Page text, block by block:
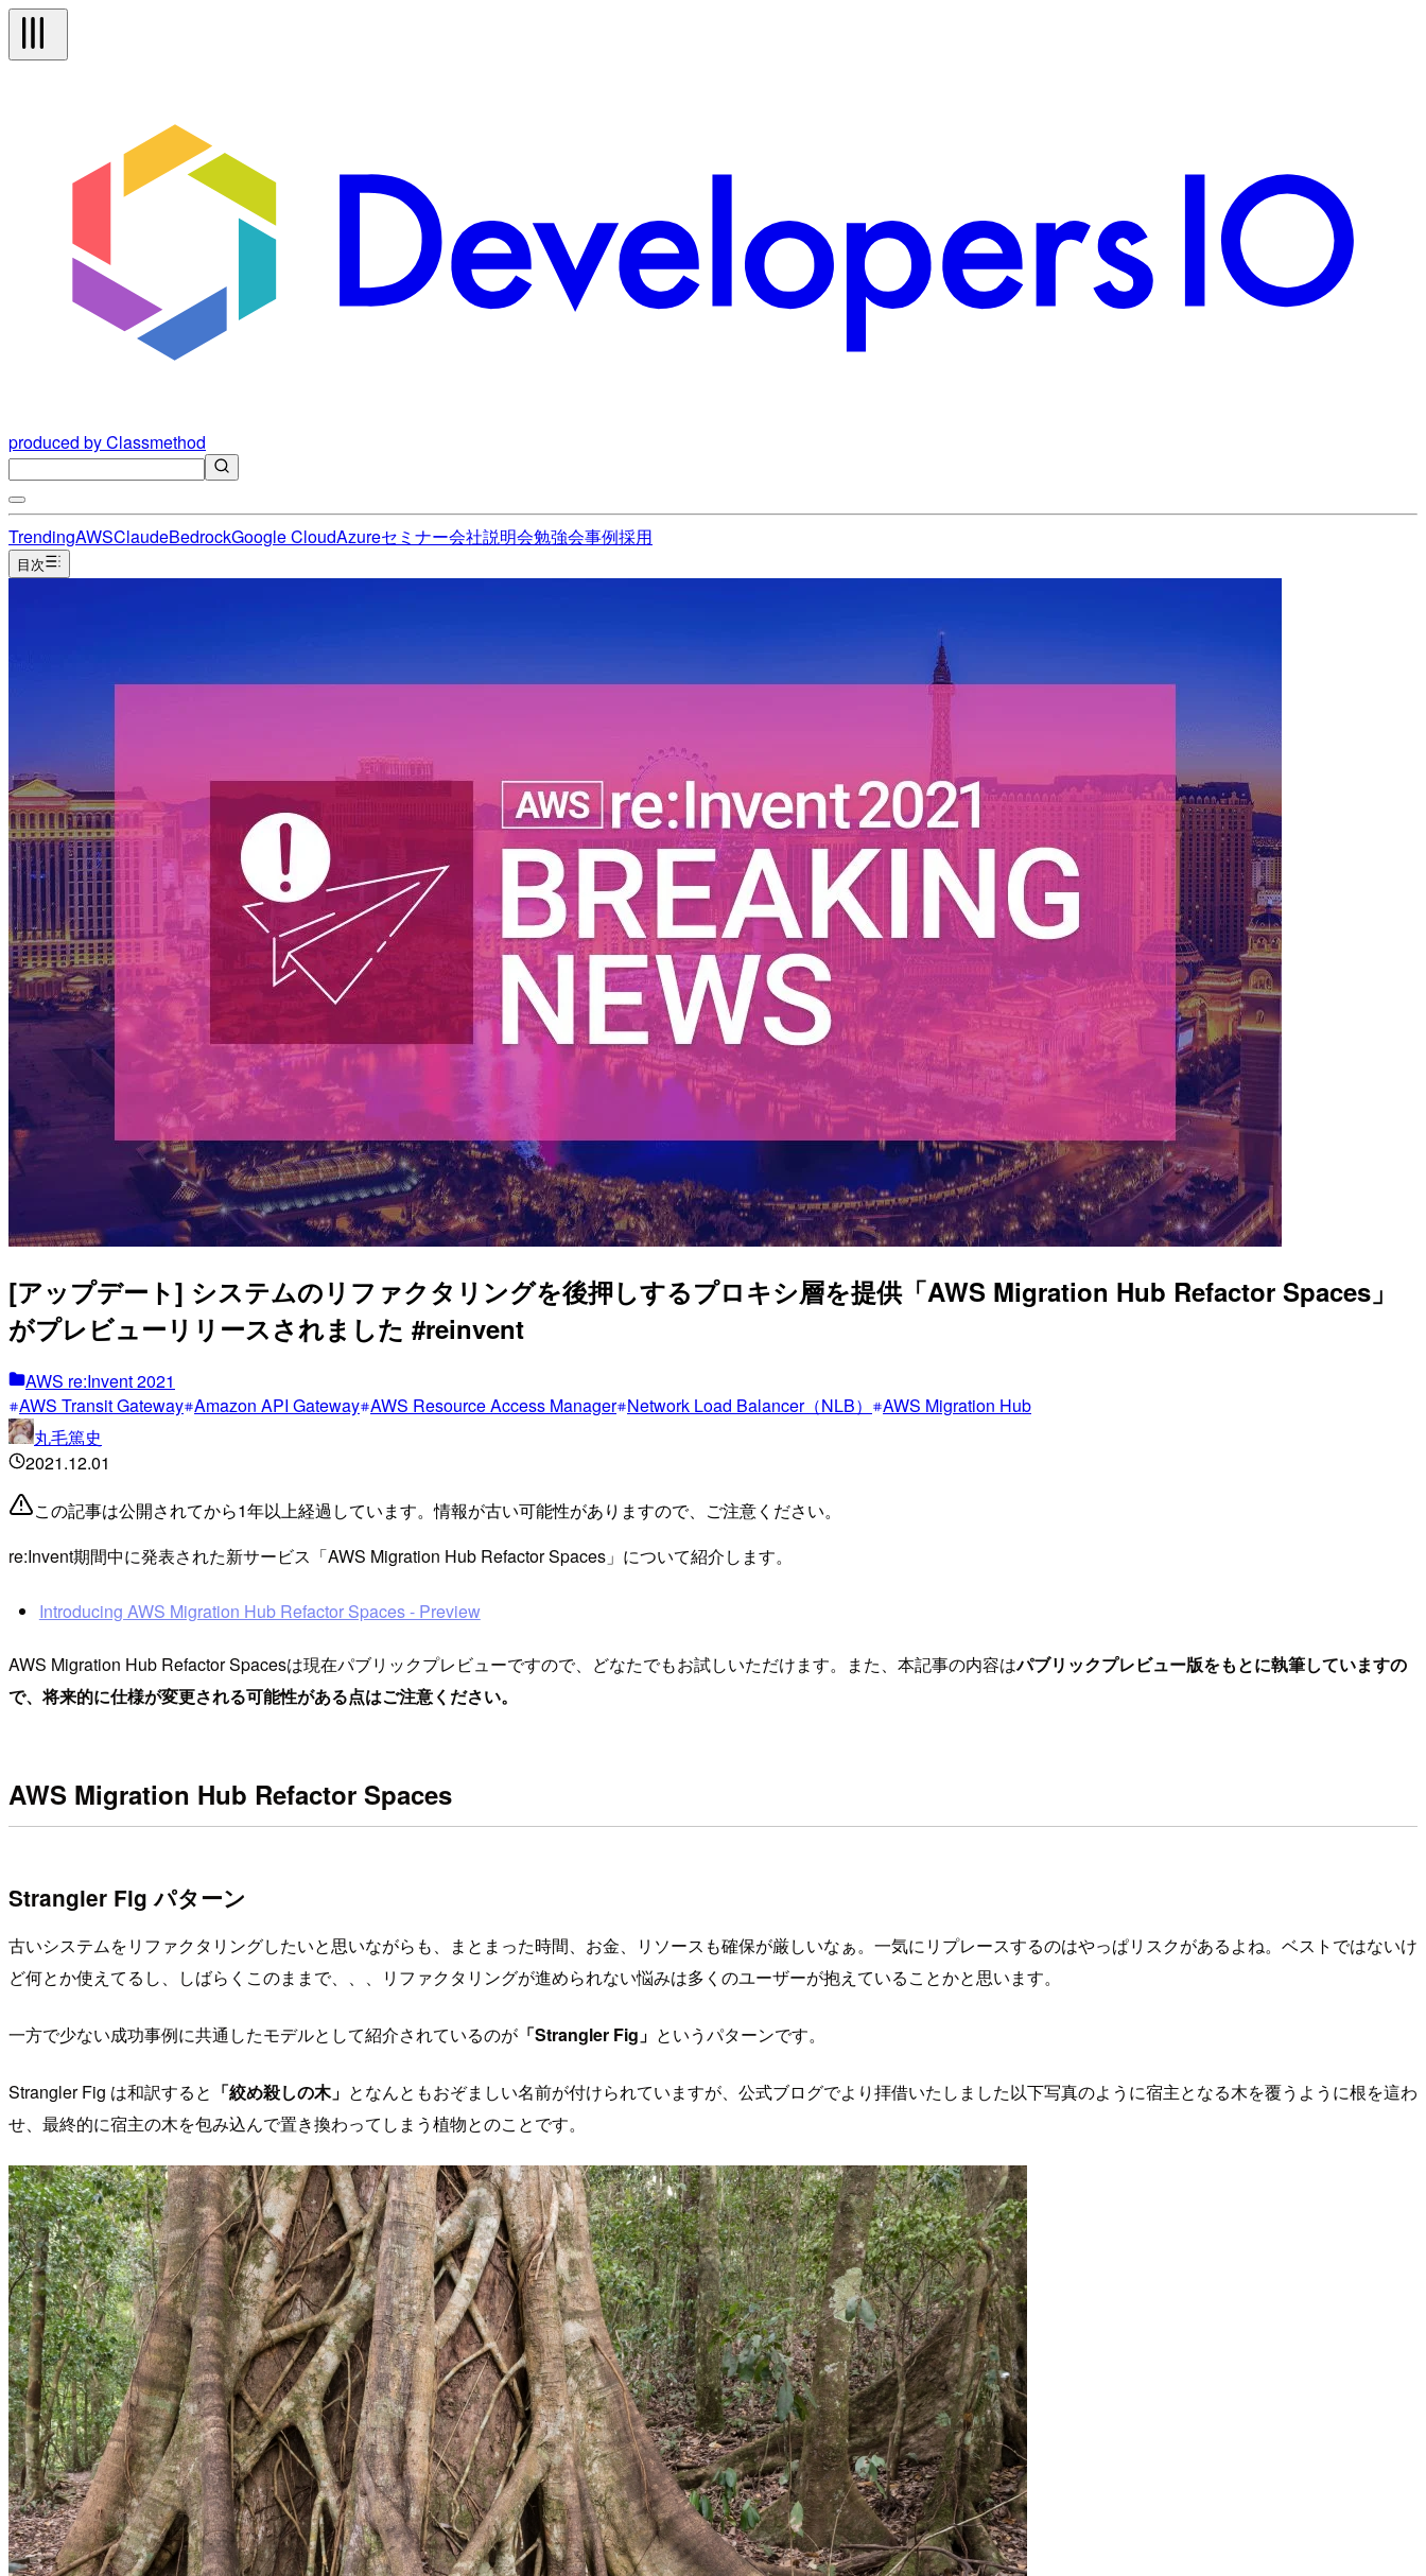
produced by Classmethod
TrendingAWSClaudeBedrockGoogle CloudAzureセミナー会社説明会勉強会事例採用
目次
[アップデート] システムのリファクタリングを後押しするプロキシ層を提供「AWS Migration Hub Refactor Spaces」
がプレビューリリースされました #reinvent
AWS re:Invent 2021
AWS Transit Gateway Amazon API Gateway AWS Resource Access Manager Network Load Balancer（NLB）
AWS Migration Hub
丸毛篤史
2021.12.01
この記事は公開されてから1年以上経過しています。情報が古い可能性がありますので、ご注意ください。
re:Invent期間中に発表された新サービス「AWS Migration Hub Refactor Spaces」について紹介します。
Introducing AWS Migration Hub Refactor Spaces - Preview
AWS Migration Hub Refactor Spacesは現在パブリックプレビューですので、どなたでもお試しいただけます。また、本記事の内容はパブリックプレビュー版をもとに執筆していますの
で、将来的に仕様が変更される可能性がある点はご注意ください。
AWS Migration Hub Refactor Spaces
Strangler Fig パターン
古いシステムをリファクタリングしたいと思いながらも、まとまった時間、お金、リソースも確保が厳しいなぁ。一気にリプレースするのはやっぱリスクがあるよね。ベストではないけ
ど何とか使えてるし、しばらくこのままで、、、リファクタリングが進められない悩みは多くのユーザーが抱えていることかと思います。
一方で少ない成功事例に共通したモデルとして紹介されているのが 「Strangler Fig」 というパターンです。
Strangler Fig は和訳すると 「絞め殺しの木」 となんともおぞましい名前が付けられていますが、公式ブログでより拝借いたしました以下写真のように宿主となる木を覆うように根を這わ
せ、最終的に宿主の木を包み込んで置き換わってしまう植物とのことです。